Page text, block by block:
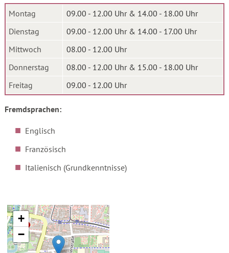
Montag
09.00 - 12.00 Uhr & 14.00 - 18.00 Uhr
Dienstag
09.00 - 12.00 Uhr & 14.00 - 17.00 Uhr
Mittwoch
08.00 - 12.00 Uhr
Donnerstag
08.00 - 12.00 Uhr & 15.00 - 18.00 Uhr
Freitag
09.00 - 12.00 Uhr
Fremdsprachen:
Englisch
Französisch
Italienisch (Grundkenntnisse)
+
−